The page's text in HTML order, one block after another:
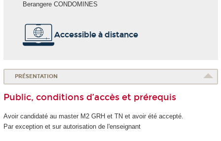
Berangere CONDOMINES
Accessible à distance
PRÉSENTATION
Public, conditions d’accès et prérequis
Avoir candidaté au master M2 GRH et TN et avoir été accepté.
Par exception et sur autorisation de l'enseignant